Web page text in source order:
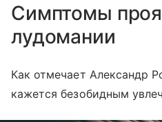
Симптомы
лудомании
Как отмечает Александр
кажется безобидным